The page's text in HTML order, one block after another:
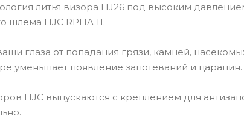
литья визора HJ26 под высоким
шлема HJC RPHA 11.
глаза от попадания грязи, камней,
уменьшает появление запотеваний и царапин.
HJC выпускаются с креплением для